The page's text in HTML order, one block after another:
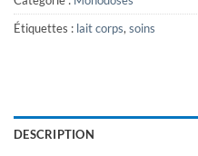
Étiquettes : lait corps, soins
DESCRIPTION